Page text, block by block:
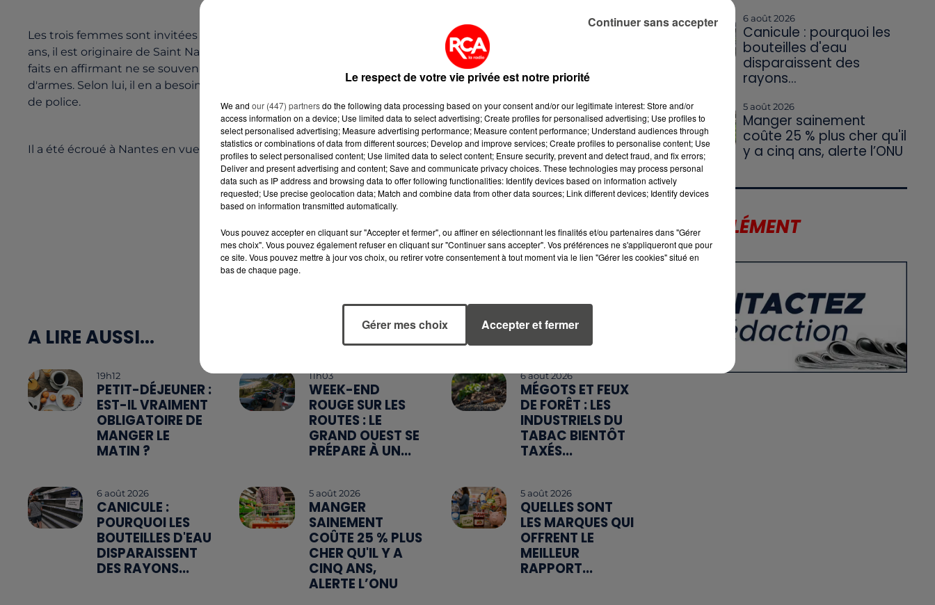
Les trois femmes sont invitées à porter plainte. L'auteur des faits est interpellé cette même nuit. Agé de 23
ans, il est originaire de Saint Nazaire et réside quartier du Petit Caporal. Devant les policiers, il minimise les
faits en affirmant ne se souvenir de rien, en raison de son ivresse. Cependant il reconnaît la détention
d'armes. Selon lui, il en a besoin pour se défendre. À noter qu'il est très défavorablement connu des services
de police.
Il a été écroué à Nantes en vue de sa comparution immédiate en début de semaine.
A LIRE AUSSI...
19h12
PETIT-DÉJEUNER :
EST-IL VRAIMENT
OBLIGATOIRE DE
MANGER LE
MATIN ?
11h03
WEEK-END
ROUGE SUR LES
ROUTES : LE
GRAND OUEST SE
PRÉPARE À UN...
6 août 2026
MÉGOTS ET FEUX
DE FORÊT : LES
INDUSTRIELS DU
TABAC BIENTÔT
TAXÉS...
6 août 2026
CANICULE :
POURQUOI LES
BOUTEILLES D'EAU
DISPARAISSENT
DES RAYONS...
5 août 2026
MANGER
SAINEMENT
COÛTE 25 % PLUS
CHER QU'IL Y A
CINQ ANS,
ALERTE L’ONU
5 août 2026
QUELLES SONT
LES MARQUES QUI
OFFRENT LE
MEILLEUR
RAPPORT...
6 août 2026
Canicule : pourquoi les
bouteilles d'eau
disparaissent des
rayons...
5 août 2026
Manger sainement
coûte 25 % plus cher qu'il
y a cinq ans, alerte l’ONU
LE SUPPLÉMENT
Le respect de votre vie privée est notre priorité
We and our (447) partnersdo the following data processing based on your consent and/or our legitimate interest: Store and/or
access information on a device; Use limited data to select advertising; Create profiles for personalised advertising; Use profiles to
select personalised advertising; Measure advertising performance; Measure content performance; Understand audiences through
statistics or combinations of data from different sources; Develop and improve services; Create profiles to personalise content; Use
profiles to select personalised content; Use limited data to select content; Ensure security, prevent and detect fraud, and fix errors;
Deliver and present advertising and content; Save and communicate privacy choices. These technologies may process personal
data such as IP address and browsing data to offer following functionalities: Identify devices based on information actively
requested; Use precise geolocation data; Match and combine data from other data sources; Link different devices; Identify devices
based on information transmitted automatically.
Vous pouvez accepter en cliquant sur "Accepter et fermer", ou affiner en sélectionnant les finalités et/ou partenaires dans "Gérer
mes choix". Vous pouvez également refuser en cliquant sur "Continuer sans accepter". Vos préférences ne s'appliqueront que pour
ce site. Vous pouvez mettre à jour vos choix, ou retirer votre consentement à tout moment via le lien "Gérer les cookies" situé en
bas de chaque page.
Gérer mes choix Accepter et fermer
Continuer sans accepter